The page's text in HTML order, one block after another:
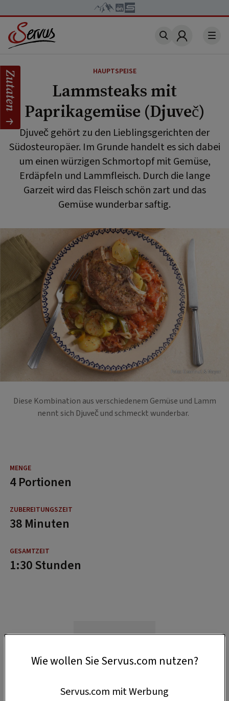
Account
HAUPTSPEISE
Lammsteaks mit
Paprikagemüse (Djuveč)
Djuveč gehört zu den Lieblingsgerichten der
Südosteuropäer. Im Grunde handelt es sich dabei
um einen würzigen Schmortopf mit Gemüse,
Erdäpfeln und Lammfleisch. Durch die lange
Garzeit wird das Fleisch schön zart und das
Gemüse wunderbar saftig.
Foto: Eisenhut & Mayer
Diese Kombination aus verschiedenem Gemüse und Lamm
nennt sich Djuveč und schmeckt wunderbar.
4 Portionen
38 Minuten
1:30 Stunden
Zutaten
Wie wollen Sie Servus.com nutzen?
Servus.com mit Werbung